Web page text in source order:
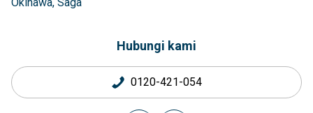
Hubungi kami
0120-421-054